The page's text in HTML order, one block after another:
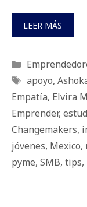
LEER MÁS
Categorías
Etiquetas
apoyo,
Empatía, Elvira
Emprender,
Changemakers,
jóvenes, Mexico,
pyme, SMB, tips,